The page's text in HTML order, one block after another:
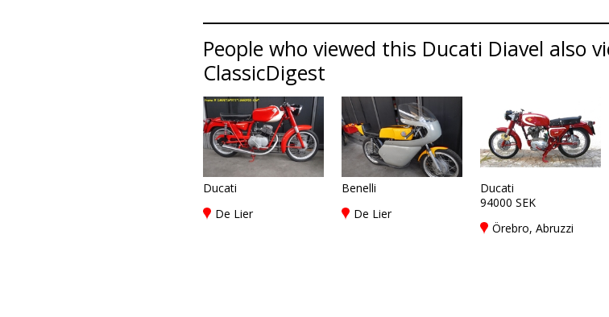
People who viewed this Ducati Diavel also
ClassicDigest
Ducati
De Lier
Benelli
De Lier
Ducati
94000 SEK
Örebro, Abruzzi